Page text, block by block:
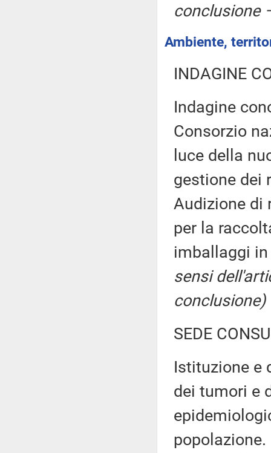
conclusione
Ambiente,
INDAGINE
Indagine
Consorzio
luce della
gestione dei
Audizione di
per la
imballaggi
sensi
conclusione)
SEDE
Istituzione e
dei tumori e
popolazione.